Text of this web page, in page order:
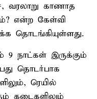
வரலாறு காணாத
என்ற கேள்வி
தொடங்கியுள்ளது.
நாட்கள் இருக்கும்
தொடர்பாக
ரெயில்
கடைகளிலும்